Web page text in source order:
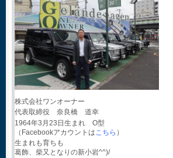
株式会社ワンオーナー
代表取締役 奈良橋 道幸
1964年3月23日生まれ O型
（Facebookアカウントはこちら ）
生まれも育ちも
葛飾、柴又となりの新小岩^^)/